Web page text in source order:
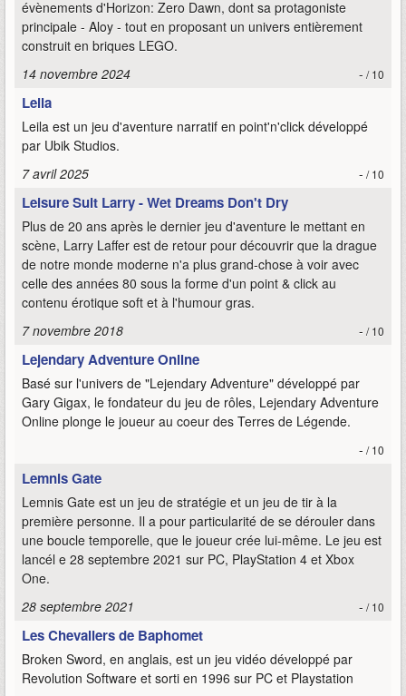
évènements d'Horizon: Zero Dawn, dont sa protagoniste
principale - Aloy - tout en proposant un univers entièrement
construit en briques LEGO.
14 novembre 2024
- / 10
Leila
Leila est un jeu d'aventure narratif en point'n'click développé
par Ubik Studios.
7 avril 2025
- / 10
Leisure Suit Larry - Wet Dreams Don't Dry
Plus de 20 ans après le dernier jeu d'aventure le mettant en
scène, Larry Laffer est de retour pour découvrir que la drague
de notre monde moderne n'a plus grand-chose à voir avec
celle des années 80 sous la forme d'un point & click au
contenu érotique soft et à l'humour gras.
7 novembre 2018
- / 10
Lejendary Adventure Online
Basé sur l'univers de "Lejendary Adventure" développé par
Gary Gigax, le fondateur du jeu de rôles, Lejendary Adventure
Online plonge le joueur au coeur des Terres de Légende.
- / 10
Lemnis Gate
Lemnis Gate est un jeu de stratégie et un jeu de tir à la
première personne. Il a pour particularité de se dérouler dans
une boucle temporelle, que le joueur crée lui-même. Le jeu est
lancél e 28 septembre 2021 sur PC, PlayStation 4 et Xbox
One.
28 septembre 2021
- / 10
Les Chevaliers de Baphomet
Broken Sword, en anglais, est un jeu vidéo développé par
Revolution Software et sorti en 1996 sur PC et Playstation